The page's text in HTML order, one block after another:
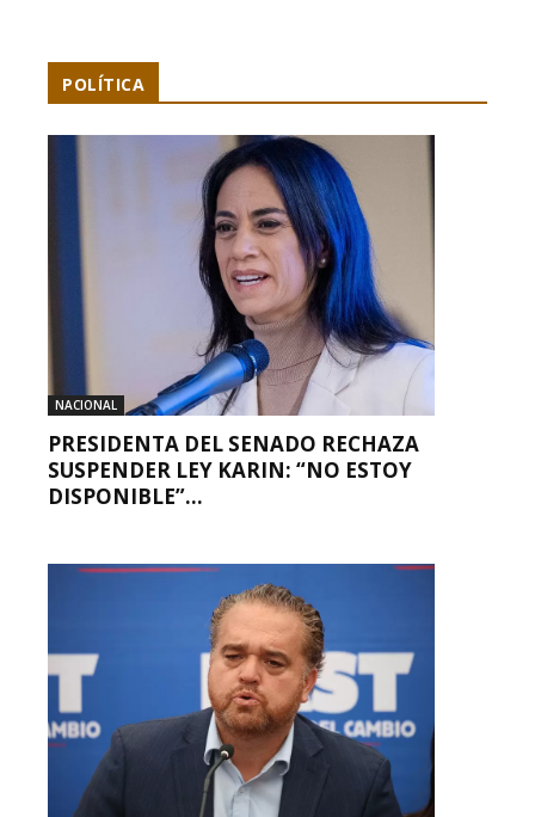
POLÍTICA
NACIONAL
PRESIDENTA DEL SENADO RECHAZA
SUSPENDER LEY KARIN: “NO ESTOY
DISPONIBLE”...